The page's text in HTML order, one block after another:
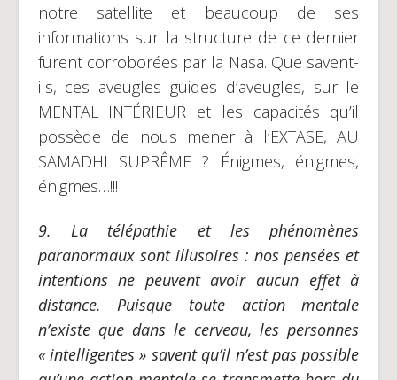
notre satellite et beaucoup de ses
informations sur la structure de ce dernier
furent corroborées par la Nasa. Que savent-
ils, ces aveugles guides d’aveugles, sur le
MENTAL INTÉRIEUR et les capacités qu’il
possède de nous mener à l’EXTASE, AU
SAMADHI SUPRÊME ? Énigmes, énigmes,
énigmes…!!!
9. La télépathie et les phénomènes
paranormaux sont illusoires :nos pensées et
intentions ne peuvent avoir aucun effet à
distance. Puisque toute action mentale
n’existe que dans le cerveau, les personnes
« intelligentes » savent qu’il n’est pas possible